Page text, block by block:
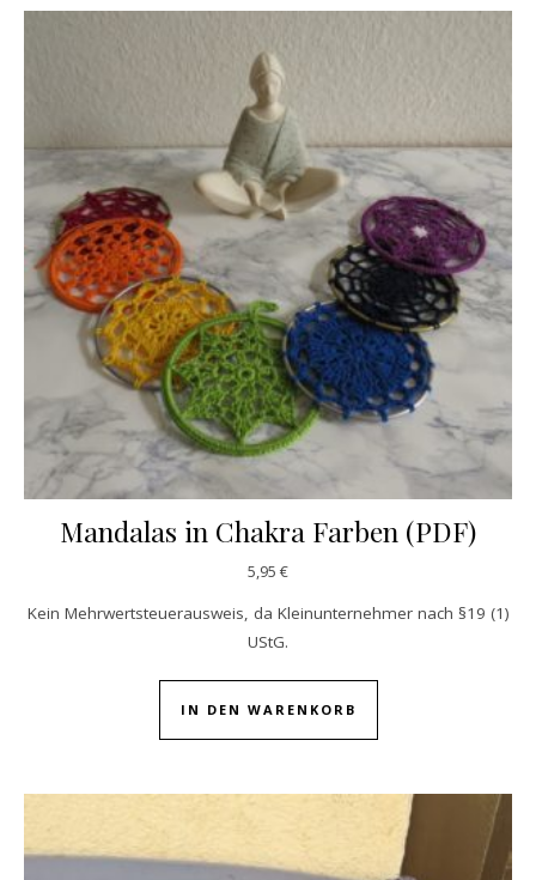
Mandalas in Chakra Farben (PDF)
5,95 €
Kein Mehrwertsteuerausweis, da Kleinunternehmer nach §19 (1)
UStG.
IN DEN WARENKORB